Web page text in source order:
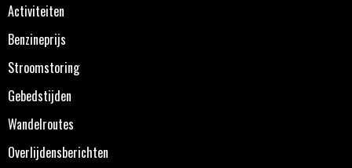
Activiteiten
Benzineprijs
Stroomstoring
Gebedstijden
Wandelroutes
Overlijdensberichten